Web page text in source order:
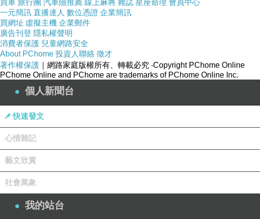
買車 旅行團 汽車險推薦 線上麻將 雜誌 星座命理 會員中心
一元簡訊 直播達人 數位憑證 企業簡訊
買網址 虛擬主機 企業郵件
廣告刊登 隱私權聲明
消費者保護 兒童網路安全
About PChome 投資人聯絡 徵才
著作權保護 ｜網路家庭版權所有、轉載必究 ‧Copyright PChome Online
PChome Online and PChome are trademarks of PChome Online Inc.
個人新聞台
快速發文
心情雜記
藝文欣賞
社會萬象
我的站台